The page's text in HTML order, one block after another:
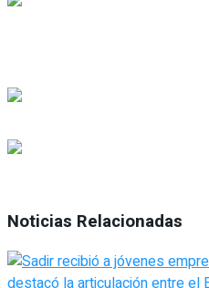
Noticias Relacionadas